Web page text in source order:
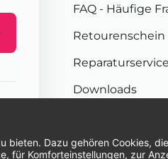
FAQ - Häufige
Retourenschein
Reparaturservice
Downloads